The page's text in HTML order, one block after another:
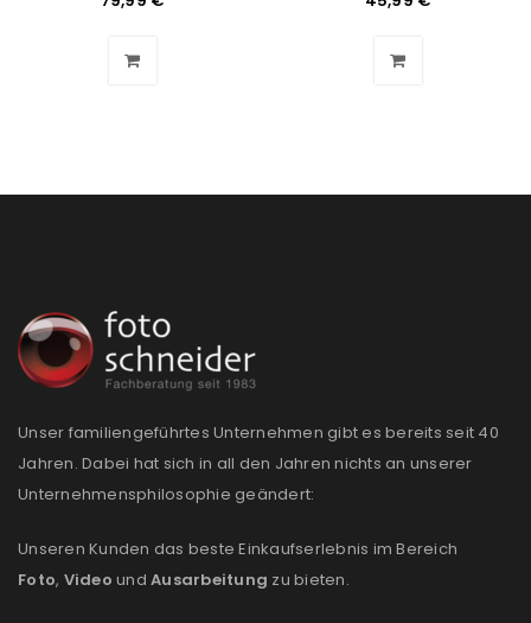
Unser familiengeführtes Unternehmen gibt es bereits seit 40
Jahren. Dabei hat sich in all den Jahren nichts an unserer
Unternehmensphilosophie geändert:
Unseren Kunden das beste Einkaufserlebnis im Bereich
Foto, Video und Ausarbeitung zu bieten.